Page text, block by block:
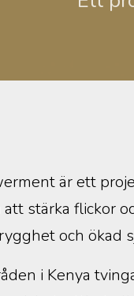
är ett
att stärka flickor
och ökad
i Kenya